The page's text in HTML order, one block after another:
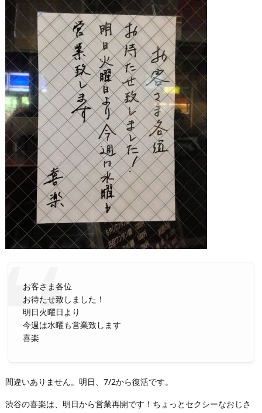
お客さま各位
お待たせ致しました！
明日火曜日より
今週は水曜も営業致します
喜楽
間違いありません。明日、7/2から復活です。
渋谷の喜楽は、明日から営業再開です！ちょっとセクシーなおじさ